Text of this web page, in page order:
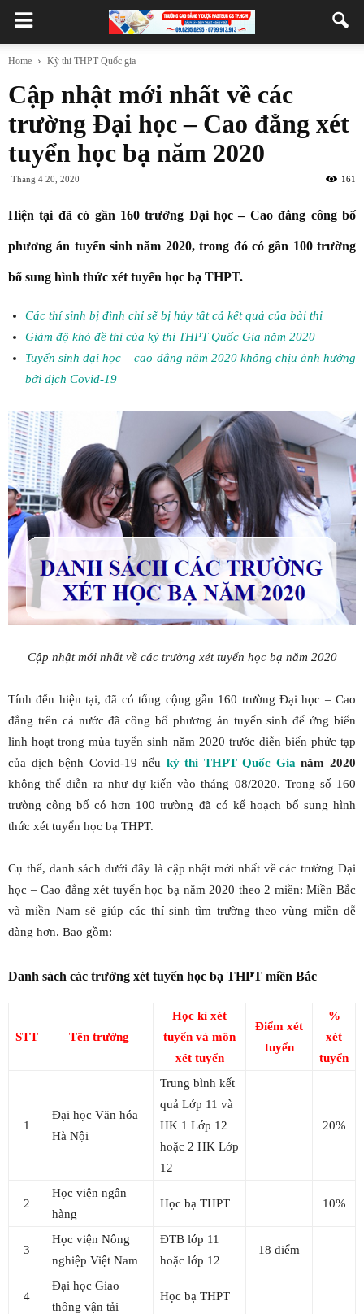
Home Kỳ thi THPT Quốc gia
Cập nhật mới nhất về các
trường Đại học – Cao đẳng xét
tuyển học bạ năm 2020
Tháng 4 20, 2020 161
Hiện tại đã có gần 160 trường Đại học – Cao đẳng công bố
phương án tuyển sinh năm 2020, trong đó có gần 100 trường
bổ sung hình thức xét tuyển học bạ THPT.
Các thí sinh bị đình chỉ sẽ bị hủy tất cả kết quả của bài thi
Giảm độ khó đề thi của kỳ thi THPT Quốc Gia năm 2020
Tuyển sinh đại học – cao đẳng năm 2020 không chịu ảnh hưởng
bởi dịch Covid-19
Cập nhật mới nhất về các trường xét tuyển học bạ năm 2020
Tính đến hiện tại, đã có tổng cộng gần 160 trường Đại học – Cao
đẳng trên cả nước đã công bố phương án tuyển sinh để ứng biến
linh hoạt trong mùa tuyển sinh năm 2020 trước diễn biến phức tạp
của dịch bệnh Covid-19 nếu kỳ thi THPT Quốc Gia năm 2020
không thể diễn ra như dự kiến vào tháng 08/2020. Trong số 160
trường công bố có hơn 100 trường đã có kế hoạch bổ sung hình
thức xét tuyển học bạ THPT.
Cụ thể, danh sách dưới đây là cập nhật mới nhất về các trường Đại
học – Cao đẳng xét tuyển học bạ năm 2020 theo 2 miền: Miền Bắc
và miền Nam sẽ giúp các thí sinh tìm trường theo vùng miền dễ
dàng hơn. Bao gồm:
Danh sách các trường xét tuyển học bạ THPT miền Bắc
STT Tên trường
Học kì xét
tuyển và môn
xét tuyển
Điểm xét
tuyển
%
xét
tuyển
1
Đại học Văn hóa
Hà Nội
Trung bình kết
quả Lớp 11 và
HK 1 Lớp 12
hoặc 2 HK Lớp
12
20%
2
Học viện ngân
hàng
Học bạ THPT 10%
3
Học viện Nông
nghiệp Việt Nam
ĐTB lớp 11
hoặc lớp 12
18 điểm
4
Đại học Giao
thông vận tải
Học bạ THPT